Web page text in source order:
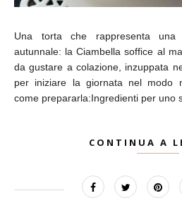
Una torta che rappresenta
autunnale: la Ciambella soffice al
da gustare a colazione, inzuppata
per iniziare la giornata nel modo
come prepararla:Ingredienti per uno
CONTINUA A